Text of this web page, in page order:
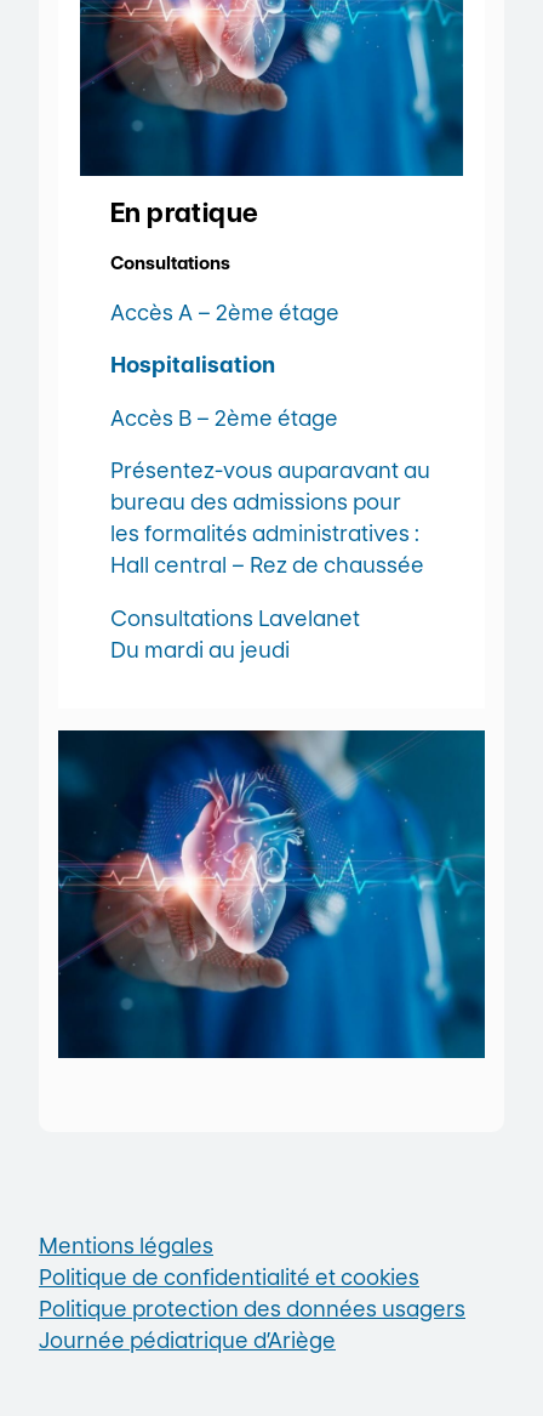
En pratique
Consultations
Accès A – 2ème étage
Hospitalisation
Accès B – 2ème étage
Présentez-vous auparavant au
bureau des admissions pour
les formalités administratives :
Hall central – Rez de chaussée
Consultations Lavelanet
Du mardi au jeudi
Mentions légales
Politique de confidentialité et cookies
Politique protection des données usagers
Journée pédiatrique d’Ariège